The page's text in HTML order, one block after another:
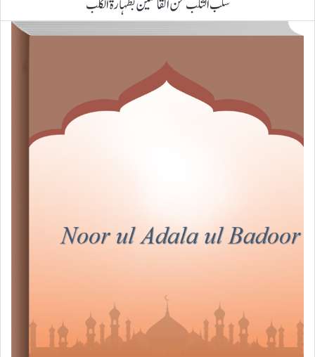
سلب الثلب عن القائلین بطہارۃ الکلب